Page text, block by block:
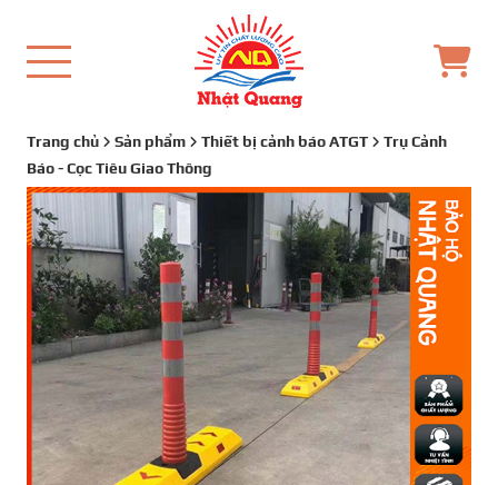
Trang chủ Sản phẩm Thiết bị cảnh báo ATGT
Trụ Cảnh
Báo - Cọc Tiêu Giao Thông